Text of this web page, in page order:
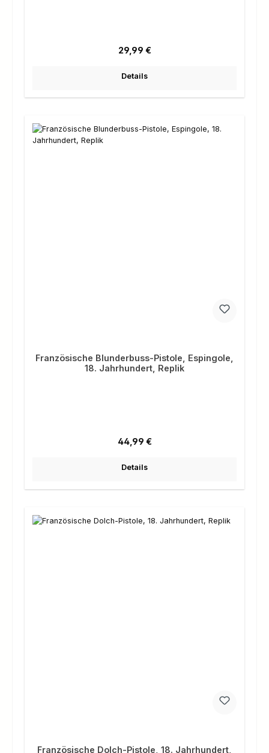
Regulärer Preis:
29,99 €
Details
Französische Blunderbuss-Pistole, Espingole,
18. Jahrhundert, Replik
Regulärer Preis:
44,99 €
Details
Französische Dolch-Pistole, 18. Jahrhundert,